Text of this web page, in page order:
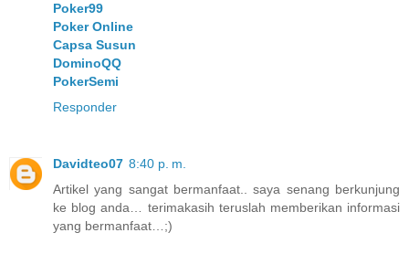
Poker99
Poker Online
Capsa Susun
DominoQQ
PokerSemi
Responder
Davidteo07 8:40 p. m.
Artikel yang sangat bermanfaat.. saya senang berkunjung
ke blog anda… terimakasih teruslah memberikan informasi
yang bermanfaat…;)